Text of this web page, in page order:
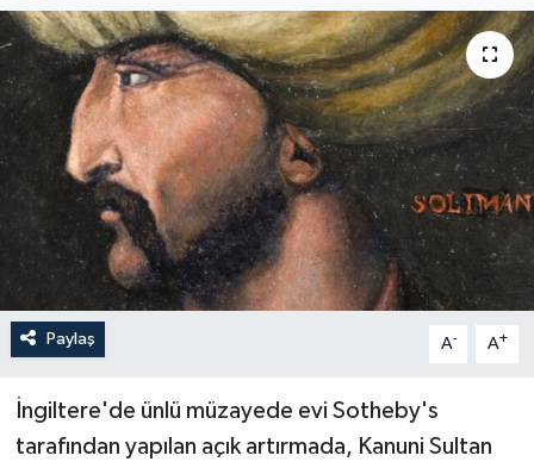
Paylaş A- A+
İngiltere'de ünlü müzayede evi Sotheby's
tarafından yapılan açık artırmada, Kanuni Sultan